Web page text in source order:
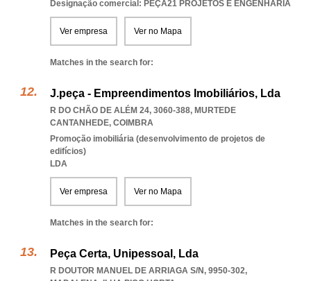
Designação comercial: PEÇA21 PROJETOS E ENGENHARIA
Ver empresa Ver no Mapa
Matches in the search for:
J.peça - Empreendimentos Imobiliários, Lda
R DO CHÃO DE ALÉM 24, 3060-388, MURTEDE
CANTANHEDE, COIMBRA
Promoção imobiliária (desenvolvimento de projetos de
edifícios)
LDA
Ver empresa Ver no Mapa
Matches in the search for:
Peça Certa, Unipessoal, Lda
R DOUTOR MANUEL DE ARRIAGA S/N, 9950-302,